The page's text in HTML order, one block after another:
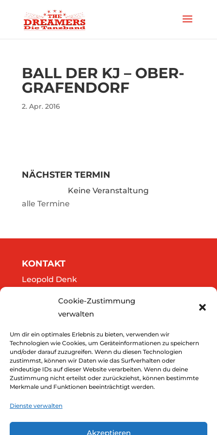
Cookie-Zustimmung
verwalten
Um dir ein optimales Erlebnis zu bieten, verwenden wir
Technologien wie Cookies, um Geräteinformationen zu speichern
und/oder darauf zuzugreifen. Wenn du diesen Technologien
zustimmst, können wir Daten wie das Surfverhalten oder
eindeutige IDs auf dieser Website verarbeiten. Wenn du deine
Zustimmung nicht erteilst oder zurückziehst, können bestimmte
Merkmale und Funktionen beeinträchtigt werden.
Dienste verwalten
Akzeptieren
BALL DER KJ – OBER-
GRAFENDORF
2. Apr. 2016
NÄCHSTER TERMIN
Keine Veranstaltung
alle Termine
KONTAKT
Leopold Denk
A-3500 Krems
Tel.: 0664/2020141
office@thedreamers.at
Downloads
Impressum